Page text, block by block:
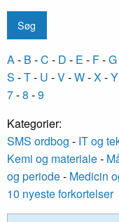
A- B -C - D - E - F-G
S -T- U -V-W-X-Y
7-8 -9
Kategorier:
SMS ordbog - IT og
Kemi og materiale-
og periode- Medicin
10 nyeste forkortelser